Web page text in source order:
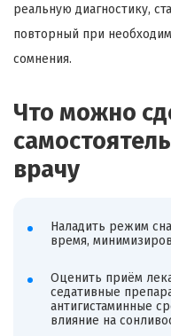
реальную диагностику,
повторный при
сомнения.
Что можно
врачу
Наладить режим
время,
Оценить приём
седативные
антигистаминные
влияние на